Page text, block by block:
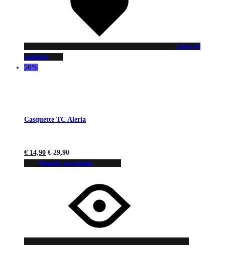
Liste de
souhaits
50%
Casquette TC Aleria
€ 14,90 €29,90
Ajouter au panier